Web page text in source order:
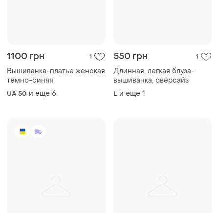
1100 грн 1
Вышиванка-платье женская
темно-синяя
UA 50 и еще 6
550 грн 1
Длинная, легкая блуза-
вышиванка, оверсайз
L и еще 1